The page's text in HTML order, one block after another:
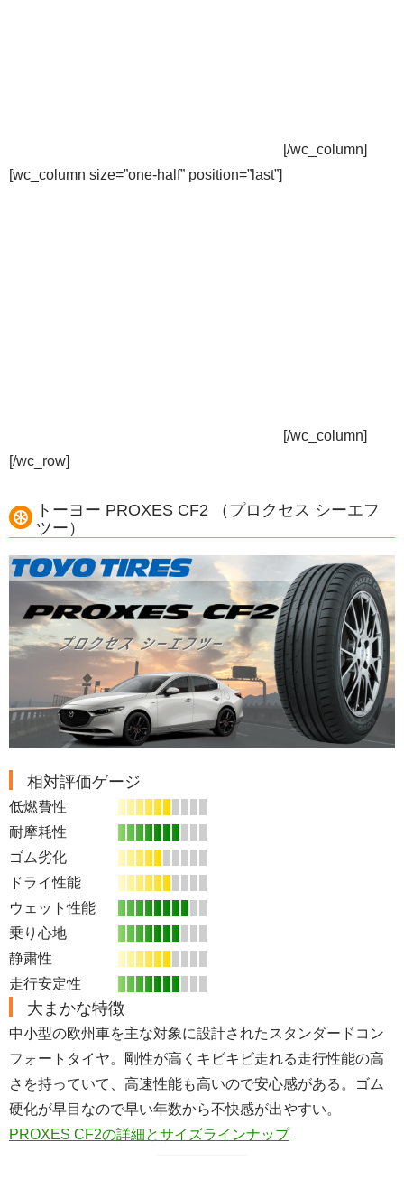
[/wc_column]
[wc_column size=”one-half” position=”last”]
[/wc_column]
[/wc_row]
トーヨー PROXES CF2 （プロクセス シーエフ
ツー）
相対評価ゲージ
低燃費性
耐摩耗性
ゴム劣化
ドライ性能
ウェット性能
乗り心地
静粛性
走行安定性
大まかな特徴
中小型の欧州車を主な対象に設計されたスタンダードコン
フォートタイヤ。剛性が高くキビキビ走れる走行性能の高
さを持っていて、高速性能も高いので安心感がある。ゴム
硬化が早目なので早い年数から不快感が出やすい。
PROXES CF2の詳細とサイズラインナップ